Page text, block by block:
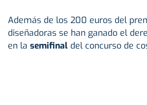
Además de los 200 euros del
diseñadoras se han ganado el
en la semifinal del concurso de